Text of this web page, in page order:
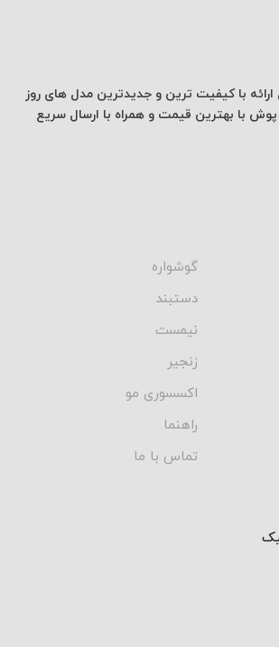
ارائه با کیفیت ترین و جدیدترین مدل های روز
با بهترین قیمت و همراه با ارسال سریع
گوشواره
دستبند
نیمست
زنجیر
اکسسوری مو
راهنما
تماس با ما